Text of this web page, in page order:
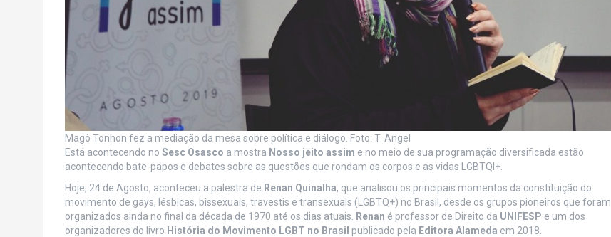
Magô Tonhon fez a mediação da mesa sobre política e diálogo. Foto: T. Angel
Está acontecendo no Sesc Osasco a mostra Nosso jeito assim e no meio de sua programação diversificada estão
acontecendo bate-papos e debates sobre as questões que rondam os corpos e as vidas LGBTQI+.
Hoje, 24 de Agosto, aconteceu a palestra de Renan Quinalha, que analisou os principais momentos da constituição do
movimento de gays, lésbicas, bissexuais, travestis e transexuais (LGBTQ+) no Brasil, desde os grupos pioneiros que foram
organizados ainda no final da década de 1970 até os dias atuais.
Renan é professor de Direito da UNIFESP e um dos
organizadores do livro História do Movimento LGBT no Brasil publicado pela Editora Alameda em 2018.